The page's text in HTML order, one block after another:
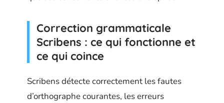
Correction grammaticale
Scribens : ce qui fonctionne et
ce qui coince
Scribens détecte correctement les fautes
d’orthographe courantes, les erreurs